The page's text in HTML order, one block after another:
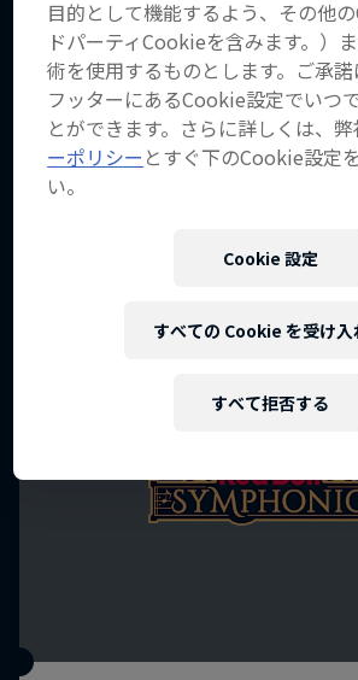
目的として機能するよう、その他
ドパーティCookieを含みます。）
術を使用するものとします。ご承
フッターにあるCookie設定でいつ
とができます。さらに詳しくは、
ーポリシー とすぐ下のCookie設定
い。
Cookie 設定
すべて拒否する
すべての Cookie を受け入